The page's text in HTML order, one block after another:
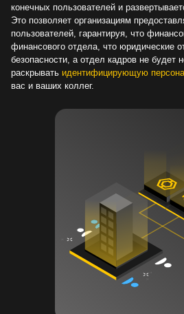
конечных пользователей и
Это позволяет организациям
пользователей, гарантируя, что
финансового отдела, что юридические
безопасности, а отдел кадров не будет
раскрывать идентифицирующую
вас и ваших коллег.